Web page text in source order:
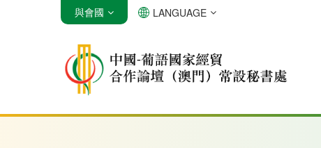
安哥拉 巴西 佛得角
與會國 LANGUAGE